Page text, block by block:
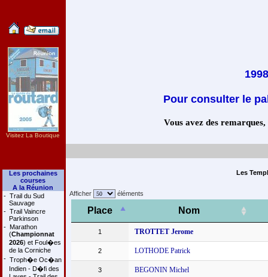
Visitez La Boutique
Les prochaines
courses
A la Réunion
- Trail du Sud
Sauvage
- Trail Vaincre
Parkinson
- Marathon
(Championnat
2026) et Foul�es
de la Corniche
- Troph�e Oc�an
Indien - D�fi des
Pour consulter le
Vous avez des
Les
Afficher éléments
Place Nom
1 TROTTET Jerome
2 LOTHODE Patrick
3 BEGONIN Michel